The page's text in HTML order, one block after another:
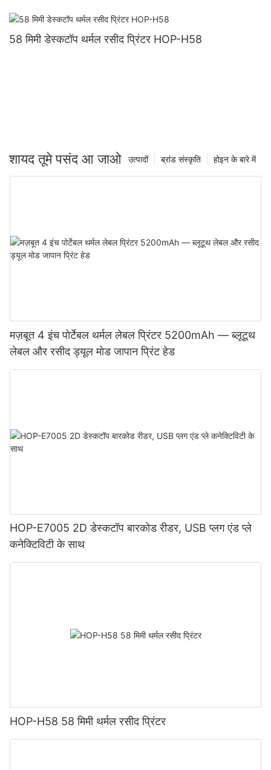
58 मिमी डेस्कटॉप थर्मल रसीद प्रिंटर HOP-H58
शायद तूमे पसंद आ जाओ होइन के बारे में
ब्रांड संस्कृति
उत्पादों
मज़बूत 4 इंच पोर्टेबल थर्मल लेबल प्रिंटर 5200mAh — ब्लूटूथ
लेबल और रसीद ड्यूल मोड जापान प्रिंट हेड
HOP-E7005 2D डेस्कटॉप बारकोड रीडर, USB प्लग एंड प्ले
कनेक्टिविटी के साथ
HOP-H58 58 मिमी थर्मल रसीद प्रिंटर